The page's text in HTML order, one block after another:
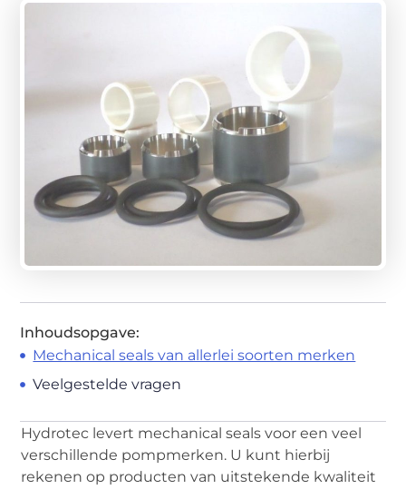
Inhoudsopgave:
Mechanical seals van allerlei soorten merken
Veelgestelde vragen
Hydrotec levert mechanical seals voor een veel
verschillende pompmerken. U kunt hierbij
rekenen op producten van uitstekende kwaliteit